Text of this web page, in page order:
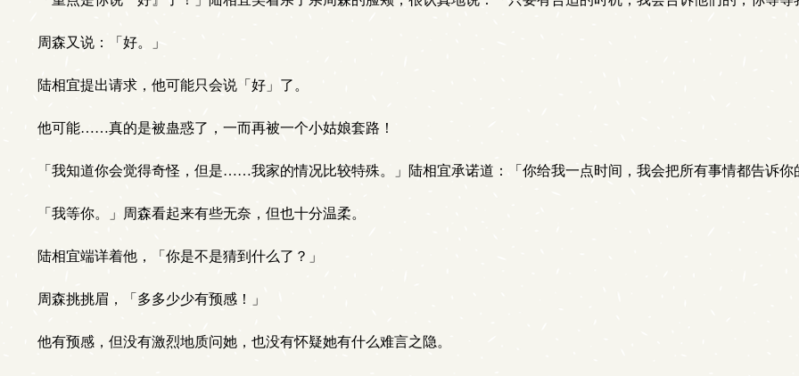
周森又说：「好。」
陆相宜提出请求，他可能只会说「好」了。
他可能……真的是被蛊惑了，一而再被一个小姑娘套路！
「我知道你会觉得奇怪，但是……我家的情况比较特殊。」陆相宜承诺道：「你给我一点时间，我会把所有事情都告诉你
「我等你。」周森看起来有些无奈，但也十分温柔。
陆相宜端详着他，「你是不是猜到什么了？」
周森挑挑眉，「多多少少有预感！」
他有预感，但没有激烈地质问她，也没有怀疑她有什么难言之隐。